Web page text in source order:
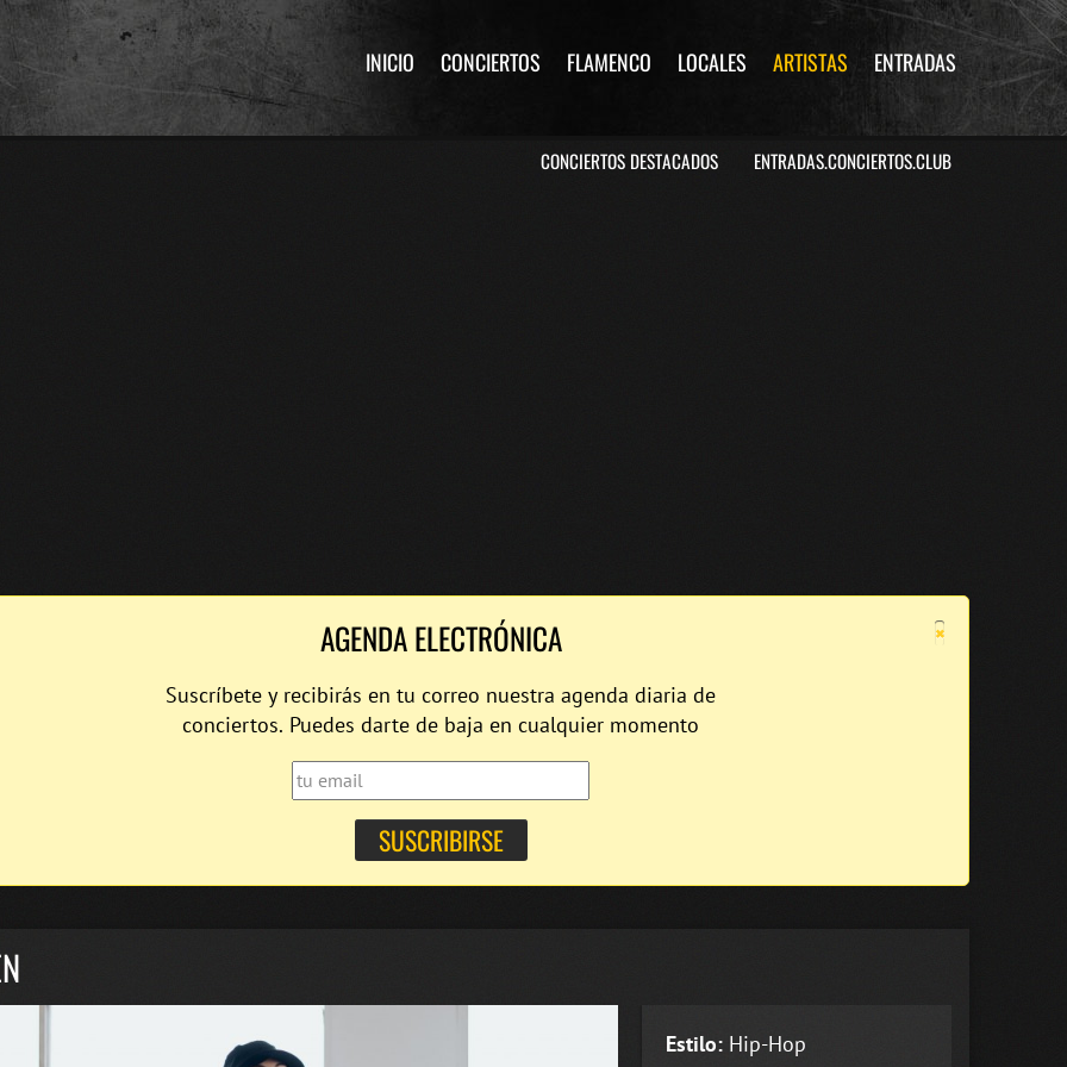
INICIO CONCIERTOS FLAMENCO LOCALES ARTISTAS ENTRADAS
CONCIERTOS DESTACADOS ENTRADAS.CONCIERTOS.CLUB
×
AGENDA ELECTRÓNICA
Suscríbete y recibirás en tu correo nuestra agenda diaria de
conciertos. Puedes darte de baja en cualquier momento
Estilo: Hip-Hop